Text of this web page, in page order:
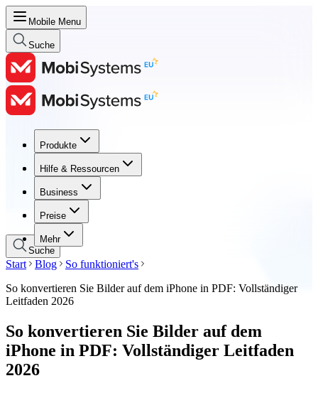
Mobile Menu
Suche
Produkte
Hilfe & Ressourcen
Business
Preise
Mehr
Produkte
Hilfe & Ressourcen
Business
Preise
Suche
Start Blog
So funktioniert's
So konvertieren Sie Bilder auf dem iPhone in PDF: Vollständiger
Leitfaden 2026
So konvertieren Sie Bilder auf dem
iPhone in PDF: Vollständiger Leitfaden
2026